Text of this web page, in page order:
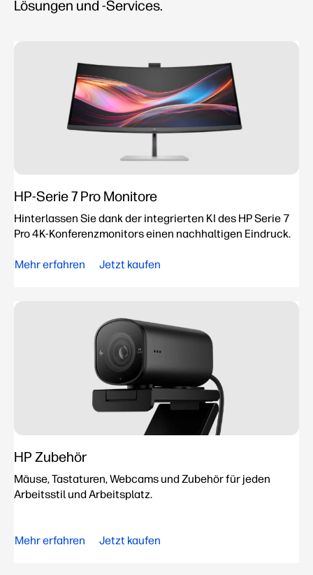
Lösungen und -Services.
HP-Serie 7 Pro Monitore
Hinterlassen Sie dank der integrierten KI des HP Serie 7
Pro 4K-Konferenzmonitors einen nachhaltigen Eindruck.
Mehr erfahren Jetzt kaufen
HP Zubehör
Mäuse, Tastaturen, Webcams und Zubehör für jeden
Arbeitsstil und Arbeitsplatz.
Mehr erfahren Jetzt kaufen